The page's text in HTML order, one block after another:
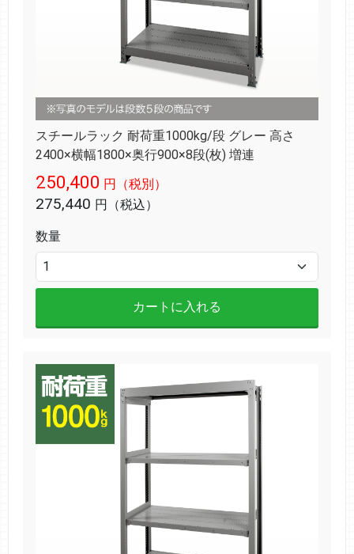
スチールラック 耐荷重1000kg/段 グレー 高さ
2400×横幅1800×奥行900×8段(枚) 増連
250,400 円（税別）
275,440 円（税込）
数量
カートに入れる